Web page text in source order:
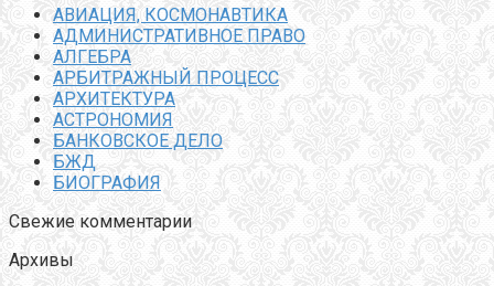
АВИАЦИЯ, КОСМОНАВТИКА
АДМИНИСТРАТИВНОЕ ПРАВО
АЛГЕБРА
АРБИТРАЖНЫЙ ПРОЦЕСС
АРХИТЕКТУРА
АСТРОНОМИЯ
БАНКОВСКОЕ ДЕЛО
БЖД
БИОГРАФИЯ
Свежие комментарии
Архивы